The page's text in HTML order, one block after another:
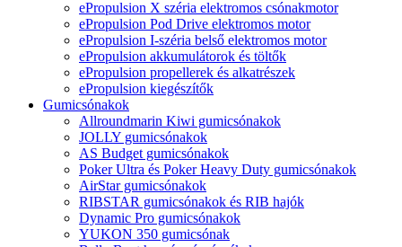
ePropulsion X széria elektromos csónakmotor
ePropulsion Pod Drive elektromos motor
ePropulsion I-széria belső elektromos motor
ePropulsion akkumulátorok és töltők
ePropulsion propellerek és alkatrészek
ePropulsion kiegészítők
Gumicsónakok
Allroundmarin Kiwi gumicsónakok
JOLLY gumicsónakok
AS Budget gumicsónakok
Poker Ultra és Poker Heavy Duty gumicsónakok
AirStar gumicsónakok
RIBSTAR gumicsónakok és RIB hajók
Dynamic Pro gumicsónakok
YUKON 350 gumicsónak